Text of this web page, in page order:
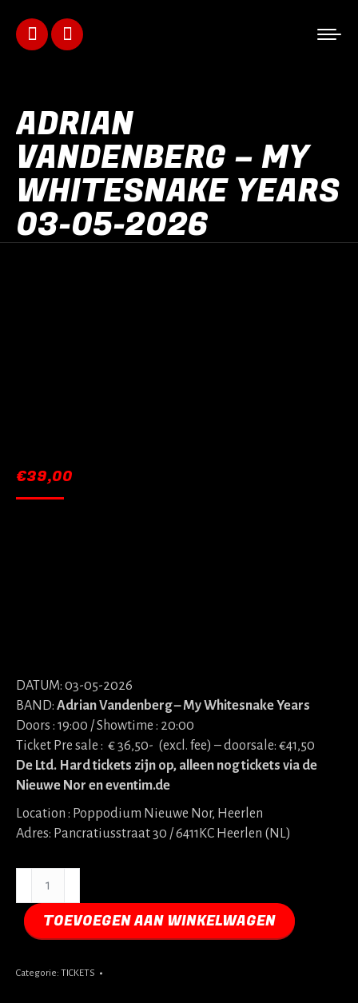
Facebook
opens
in
new
window
Instagram
opens
in
new
window
ADRIAN
VANDENBERG – MY
WHITESNAKE YEARS
03-05-2026
€39,00
DATUM: 03-05-2026
BAND: Adrian Vandenberg – My Whitesnake Years
Doors : 19:00 / Showtime : 20:00
Ticket Pre sale : € 36,50- (excl. fee) – doorsale: €41,50
De Ltd. Hard tickets zijn op, alleen nog tickets via de
Nieuwe Nor en eventim.de
Location : Poppodium Nieuwe Nor, Heerlen
Adres: Pancratiusstraat 30 / 6411KC Heerlen (NL)
My
Years
TOEVOEGEN AAN WINKELWAGEN
Categorie: TICKETS